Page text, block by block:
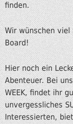
finden.
Wir wünschen viel
Board!
Hier noch ein
Abenteuer.
WEEK, findet ihr
unvergessliches
Interessierten,